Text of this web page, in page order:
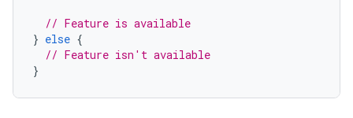
// Feature is available
} else {
// Feature isn't available
}